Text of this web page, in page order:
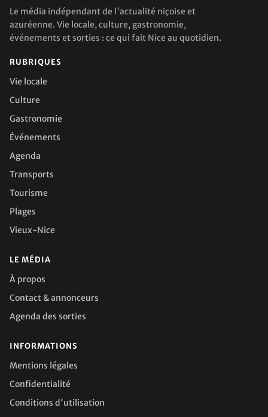
Le média indépendant de l'actualité niçoise et
azuréenne. Vie locale, culture, gastronomie,
événements et sorties : ce qui fait Nice au quotidien.
RUBRIQUES
Vie locale
Culture
Gastronomie
Événements
Agenda
Transports
Tourisme
Plages
Vieux-Nice
LE MÉDIA
À propos
Contact & annonceurs
Agenda des sorties
INFORMATIONS
Mentions légales
Confidentialité
Conditions d'utilisation